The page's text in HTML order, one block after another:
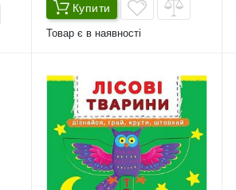
Купити
Товар є в наявності